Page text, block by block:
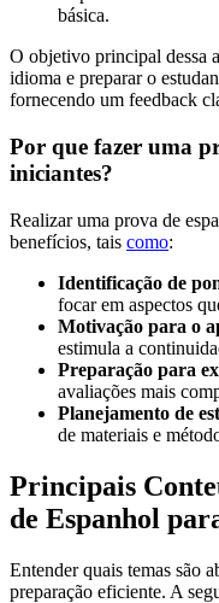
básica.
O objetivo principal dessa
idioma e preparar o
fornecendo um feedback
Por que fazer uma
iniciantes?
Realizar uma prova de
benefícios, tais como:
Identificação de
focar em aspectos
Motivação para o
estimula a
Preparação para
avaliações mais
Planejamento de
de materiais e
Principais
de Espanhol
Entender quais temas são
preparação eficiente. A